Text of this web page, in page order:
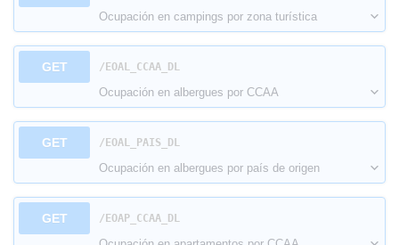
Ocupación en campings por zona turística
GET ​/EOAL_CCAA_DL
Ocupación en albergues por CCAA
GET ​/EOAL_PAIS_DL
Ocupación en albergues por país de origen
GET ​/EOAP_CCAA_DL